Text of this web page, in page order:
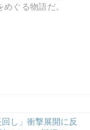
ぐる物語だ。
し」衝撃展開に反